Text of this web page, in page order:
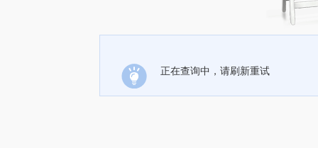
正在查询中，请刷新重试